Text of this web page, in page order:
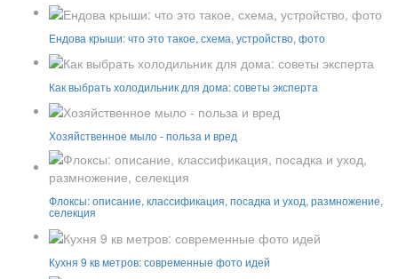
Ендова крыши: что это такое, схема, устройство, фото
Как выбрать холодильник для дома: советы эксперта
Хозяйственное мыло - польза и вред
Флоксы: описание, классификация, посадка и уход, размножение,
селекция
Кухня 9 кв метров: современные фото идей